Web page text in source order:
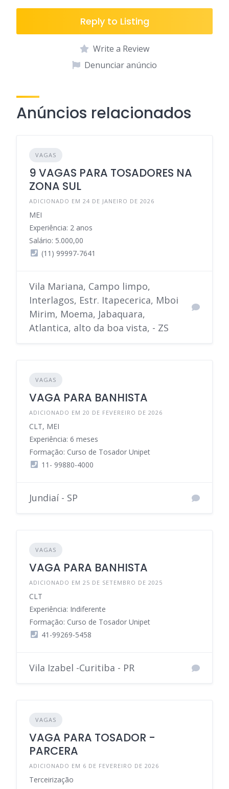
Reply to Listing
Write a Review
Denunciar anúncio
Anúncios relacionados
VAGAS
9 VAGAS PARA TOSADORES NA
ZONA SUL
ADICIONADO EM 24 DE JANEIRO DE 2026
MEI
Experiência: 2 anos
Salário: 5.000,00
(11) 99997-7641
Vila Mariana, Campo limpo,
Interlagos, Estr. Itapecerica, Mboi
Mirim, Moema, Jabaquara,
Atlantica, alto da boa vista, - ZS
VAGAS
VAGA PARA BANHISTA
ADICIONADO EM 20 DE FEVEREIRO DE 2026
CLT, MEI
Experiência: 6 meses
Formação: Curso de Tosador Unipet
11- 99880-4000
Jundiaí - SP
VAGAS
VAGA PARA BANHISTA
ADICIONADO EM 25 DE SETEMBRO DE 2025
CLT
Experiência: Indiferente
Formação: Curso de Tosador Unipet
41-99269-5458
Vila Izabel -Curitiba - PR
VAGAS
VAGA PARA TOSADOR -
PARCERA
ADICIONADO EM 6 DE FEVEREIRO DE 2026
Terceirização